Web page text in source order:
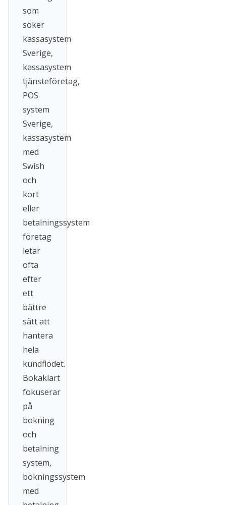
som
söker
kassasystem
Sverige,
kassasystem
tjänsteföretag,
POS
system
Sverige,
kassasystem
med
Swish
och
kort
eller
betalningssystem
företag
letar
ofta
efter
ett
bättre
sätt att
hantera
hela
kundflödet.
Bokaklart
fokuserar
på
bokning
och
betalning
system,
bokningssystem
med